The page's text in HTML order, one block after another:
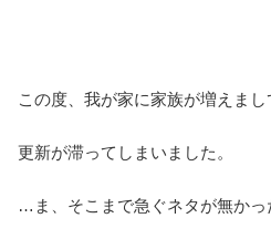
この度、我が家に家族が増えまし
更新が滞ってしまいました。
…ま、そこまで急ぐネタが無か